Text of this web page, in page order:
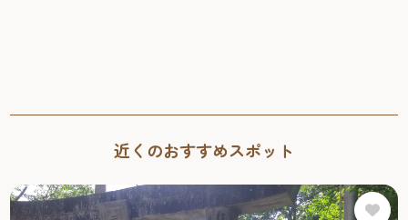
近くのおすすめスポット